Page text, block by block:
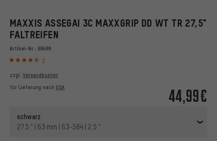
MAXXIS ASSEGAI 3C MAXXGRIP DD WT TR 27,5"
FALTREIFEN
Artikel-Nr.: 69489
9
44,99€
zzgl. Versandkosten
für Lieferung nach USA
schwarz
27.5 " | 63 mm | 63-584 | 2.5 "